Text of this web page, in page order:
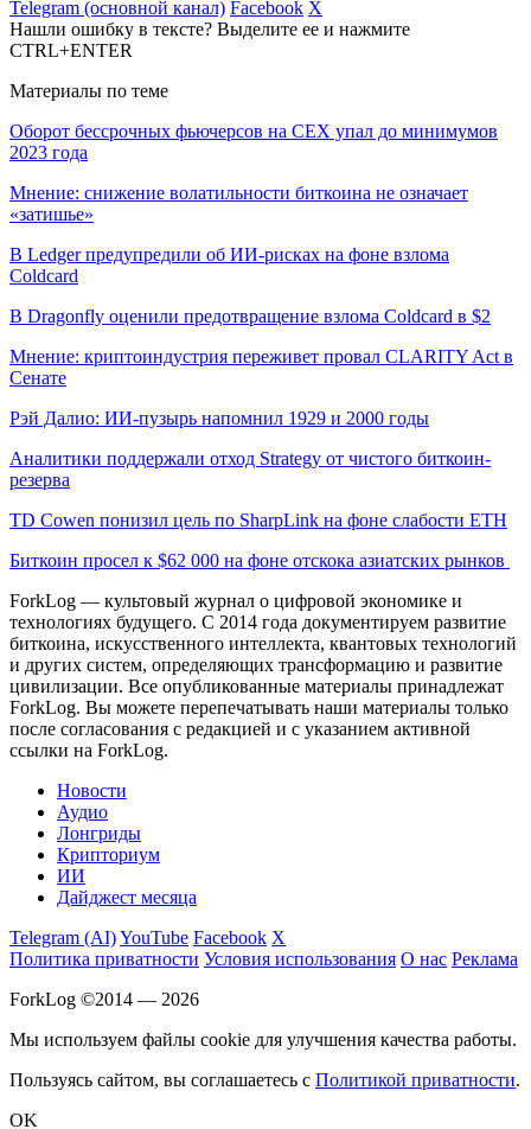
Telegram (основной канал) Facebook X
Нашли ошибку в тексте? Выделите ее и нажмите
CTRL+ENTER
Материалы по теме
Оборот бессрочных фьючерсов на CEX упал до минимумов
2023 года
Мнение: снижение волатильности биткоина не означает
«затишье»
В Ledger предупредили об ИИ-рисках на фоне взлома
Coldcard
В Dragonfly оценили предотвращение взлома Coldcard в $2
Мнение: криптоиндустрия переживет провал CLARITY Act в
Сенате
Рэй Далио: ИИ-пузырь напомнил 1929 и 2000 годы
Аналитики поддержали отход Strategy от чистого биткоин-
резерва
TD Cowen понизил цель по SharpLink на фоне слабости ETH
Биткоин просел к $62 000 на фоне отскока азиатских рынков
ForkLog — культовый журнал о цифровой экономике и
технологиях будущего. С 2014 года документируем развитие
биткоина, искусственного интеллекта, квантовых технологий
и других систем, определяющих трансформацию и развитие
цивилизации. Все опубликованные материалы принадлежат
ForkLog. Вы можете перепечатывать наши материалы только
после согласования с редакцией и с указанием активной
ссылки на ForkLog.
Новости
Аудио
Лонгриды
Крипториум
ИИ
Дайджест месяца
Telegram (AI)YouTube Facebook X
Политика приватности Условия использования О нас Реклама
ForkLog ©2014 — 2026
Мы используем файлы cookie для улучшения качества работы.
Пользуясь сайтом, вы соглашаетесь с Политикой приватности.
OK